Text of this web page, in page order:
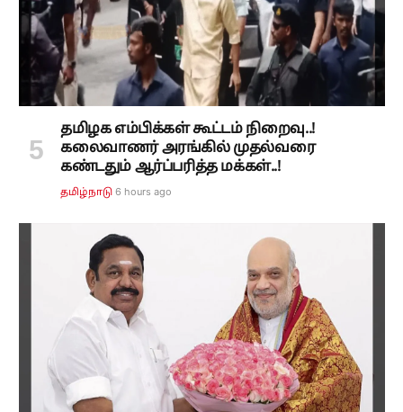
தமிழக எம்பிக்கள் கூட்டம் நிறைவு..!
கலைவாணர் அரங்கில் முதல்வரை
கண்டதும் ஆர்ப்பரித்த மக்கள்..!
தமிழ்நாடு 6 hours ago